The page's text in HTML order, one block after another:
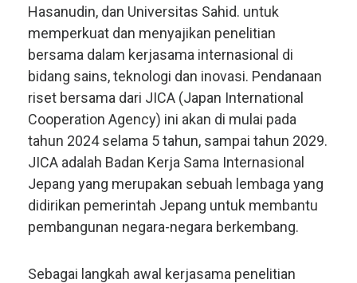
Hasanudin, dan Universitas Sahid. untuk
memperkuat dan menyajikan penelitian
bersama dalam kerjasama internasional di
bidang sains, teknologi dan inovasi. Pendanaan
riset bersama dari JICA (Japan International
Cooperation Agency) ini akan di mulai pada
tahun 2024 selama 5 tahun, sampai tahun 2029.
JICA adalah Badan Kerja Sama Internasional
Jepang yang merupakan sebuah lembaga yang
didirikan pemerintah Jepang untuk membantu
pembangunan negara-negara berkembang.
Sebagai langkah awal kerjasama penelitian